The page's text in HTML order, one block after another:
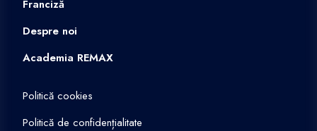
Franciză
Despre noi
Academia REMAX
Politică cookies
Politică de confidențialitate